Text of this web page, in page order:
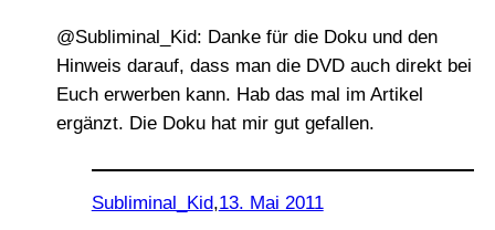
@Subliminal_Kid: Danke für die Doku und den
Hinweis darauf, dass man die DVD auch direkt bei
Euch erwerben kann. Hab das mal im Artikel
ergänzt. Die Doku hat mir gut gefallen.
Subliminal_Kid,13. Mai 2011